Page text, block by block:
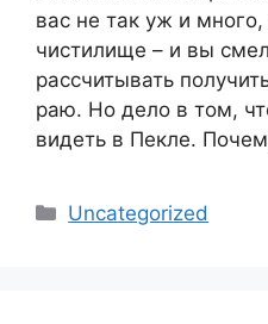
вас не так уж и много,
чистилище – и вы
рассчитывать
раю. Но дело в том,
видеть в Пекле.
Categories
Uncategorized